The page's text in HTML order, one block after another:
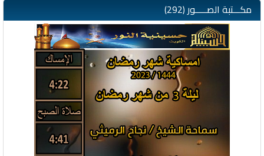
مكـــتبة الصـــــور (292)